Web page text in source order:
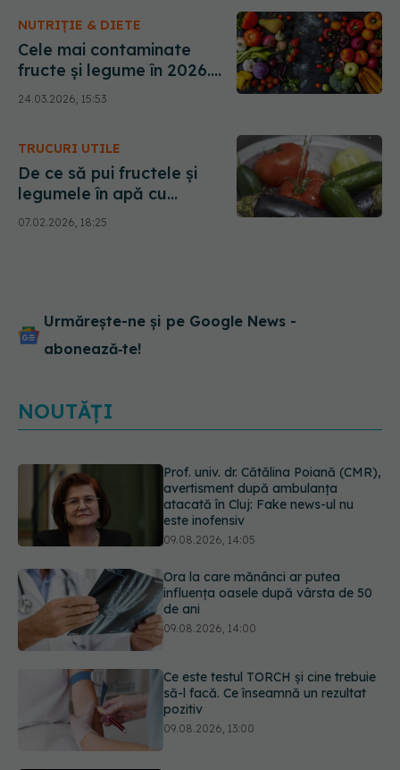
NUTRIȚIE & DIETE
Cele mai contaminate
fructe și legume în 2026.
Cum eviți pesticidele din
24.03.2026, 15:53
TRUCURI UTILE
De ce să pui fructele și
legumele în apă cu
bicarbonat înainte să le
mănânci
07.02.2026, 18:25
Urmărește-ne și pe Google News -
abonează‑te!
NOUTĂȚI
Ora la care mănânci ar putea
influența oasele după vârsta de 50
de ani
09.08.2026, 14:00
Ce este testul TORCH și cine trebuie
să-l facă. Ce înseamnă un rezultat
pozitiv
09.08.2026, 13:00
Caz șocant la Cluj. Echipaj de
ambulanță atacat în timpul unei
misiuni în Cluj. Șoferul a ajuns la
operație.